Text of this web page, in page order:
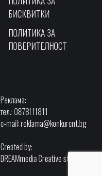
БИСКВИТКИ
ПОЛИТИКА ЗА
ПОВЕРИТЕЛНОСТ
Реклама:
тел.: 0878111811
e-mail:reklama@konkurent.bg
Created by:
DREAMmedia Creative studio